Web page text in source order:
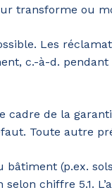
transforme ou
Les
c.-à-d.
de la
Toute autre
(p.ex.
chiffre 5.1.